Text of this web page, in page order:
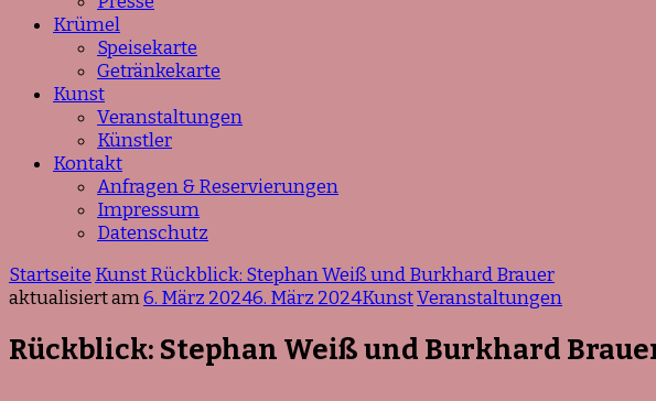
Krümel
Speisekarte
Getränkekarte
Kunst
Veranstaltungen
Künstler
Kontakt
Anfragen & Reservierungen
Impressum
Datenschutz
Startseite KunstRückblick: Stephan Weiß und Burkhard Brauer
aktualisiert am6. März 20246. März 2024KunstVeranstaltungen
Rückblick: Stephan Weiß und Burkhard